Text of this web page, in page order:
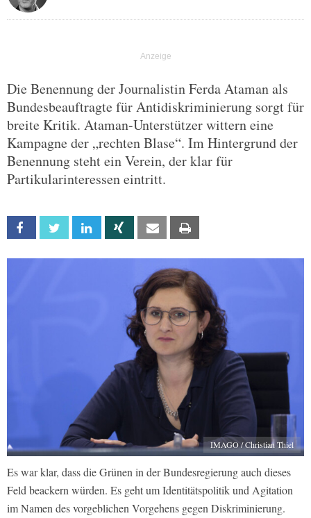
Die Benennung der Journalistin Ferda Ataman als
Bundesbeauftragte für Antidiskriminierung sorgt für
breite Kritik. Ataman-Unterstützer wittern eine
Kampagne der „rechten Blase“. Im Hintergrund der
Benennung steht ein Verein, der klar für
Partikularinteressen eintritt.
Facebook Twitter Linkedin Xing Email
IMAGO / Christian Thiel
Es war klar, dass die Grünen in der Bundesregierung auch dieses
Feld beackern würden. Es geht um Identitätspolitik und Agitation
im Namen des vorgeblichen Vorgehens gegen Diskriminierung.